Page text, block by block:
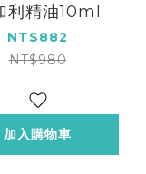
利精油10ml
NT$882
NT$980
加入購物車